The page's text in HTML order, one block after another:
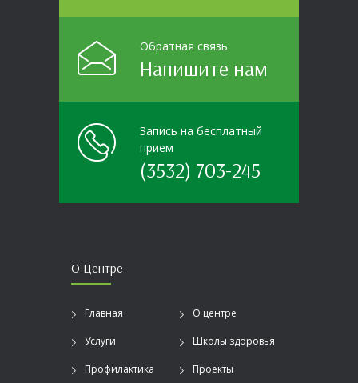
Обратная связь
Напишите нам
Запись на бесплатный
прием
(3532) 703-245
О Центре
Главная О центре
Услуги Школы здоровья
Профилактика Проекты